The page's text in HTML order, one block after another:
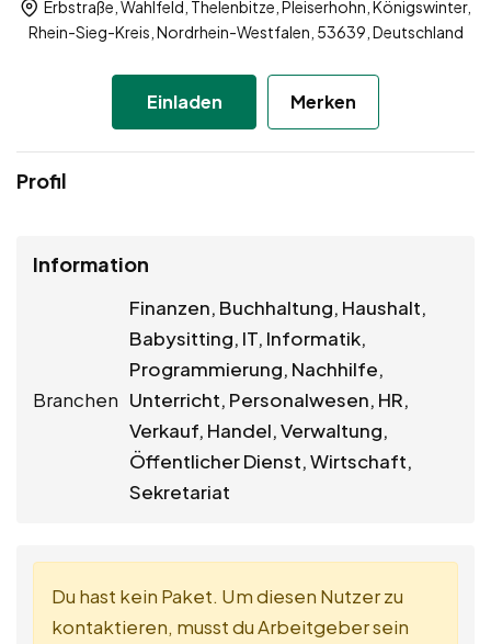
Erbstraße, Wahlfeld, Thelenbitze, Pleiserhohn, Königswinter,
Rhein-Sieg-Kreis, Nordrhein-Westfalen, 53639, Deutschland
Einladen Merken
Profil
Information
Branchen
Finanzen, Buchhaltung, Haushalt,
Babysitting, IT, Informatik,
Programmierung, Nachhilfe,
Unterricht, Personalwesen, HR,
Verkauf, Handel, Verwaltung,
Öffentlicher Dienst, Wirtschaft,
Sekretariat
Du hast kein Paket. Um diesen Nutzer zu
kontaktieren, musst du Arbeitgeber sein